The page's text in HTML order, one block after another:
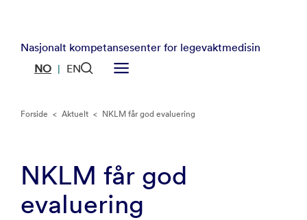
Nasjonalt kompetansesenter for legevaktmedisin
NO | EN
Forside < Aktuelt < NKLM får god evaluering
NKLM får god
evaluering